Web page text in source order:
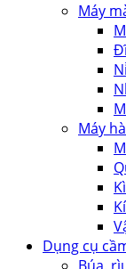
Máy
Máy
Dụng cụ